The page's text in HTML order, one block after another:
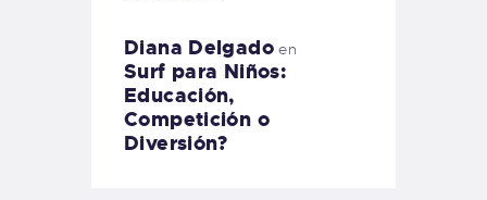
Diana Delgadoen
Surf para Niños:
Educación,
Competición o
Diversión?